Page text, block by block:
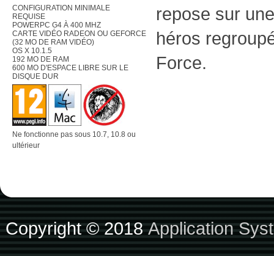
CONFIGURATION MINIMALE
REQUISE
POWERPC G4 À 400 MHZ
CARTE VIDÉO RADEON OU GEFORCE
(32 MO DE RAM VIDÉO)
OS X 10.1.5
192 MO DE RAM
600 MO D'ESPACE LIBRE SUR LE
DISQUE DUR
Ne fonctionne pas sous 10.7, 10.8 ou
ultérieur
repose sur
héros
Force.
Copyright © 2018Application